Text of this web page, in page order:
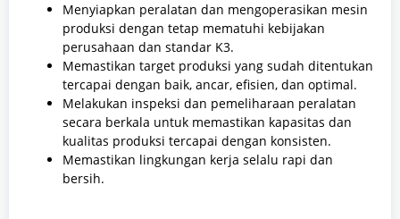
Menyiapkan peralatan dan mengoperasikan mesin
produksi dengan tetap mematuhi kebijakan
perusahaan dan standar K3.
Memastikan target produksi yang sudah ditentukan
tercapai dengan baik, ancar, efisien, dan optimal.
Melakukan inspeksi dan pemeliharaan peralatan
secara berkala untuk memastikan kapasitas dan
kualitas produksi tercapai dengan konsisten.
Memastikan lingkungan kerja selalu rapi dan
bersih.